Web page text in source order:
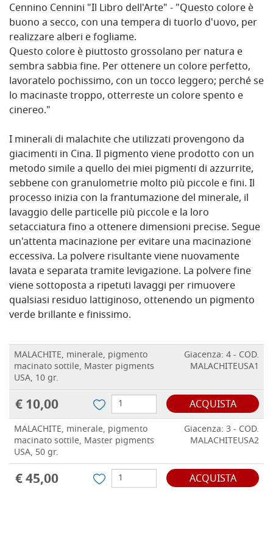
Cennino Cennini "Il Libro dell'Arte" - "Questo colore è
buono a secco, con una tempera di tuorlo d'uovo, per
realizzare alberi e fogliame.
Questo colore è piuttosto grossolano per natura e
sembra sabbia fine. Per ottenere un colore perfetto,
lavoratelo pochissimo, con un tocco leggero; perché se
lo macinaste troppo, otterreste un colore spento e
cinereo."
I minerali di malachite che utilizzati provengono da
giacimenti in Cina. Il pigmento viene prodotto con un
metodo simile a quello dei miei pigmenti di azzurrite,
sebbene con granulometrie molto più piccole e fini. Il
processo inizia con la frantumazione del minerale, il
lavaggio delle particelle più piccole e la loro
setacciatura fino a ottenere dimensioni precise. Segue
un'attenta macinazione per evitare una macinazione
eccessiva. La polvere risultante viene nuovamente
lavata e separata tramite levigazione. La polvere fine
viene sottoposta a ripetuti lavaggi per rimuovere
qualsiasi residuo lattiginoso, ottenendo un pigmento
verde brillante e finissimo.
MALACHITE, minerale, pigmento
macinato sottile, Master pigments
USA, 10 gr.
Giacenza: 4 - COD.
MALACHITEUSA1
€ 10,00 ACQUISTA
MALACHITE, minerale, pigmento
macinato sottile, Master pigments
USA, 50 gr.
Giacenza: 3 - COD.
MALACHITEUSA2
€ 45,00 ACQUISTA